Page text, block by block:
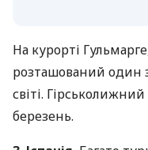
На курорті
розташований один
світі.
березень.